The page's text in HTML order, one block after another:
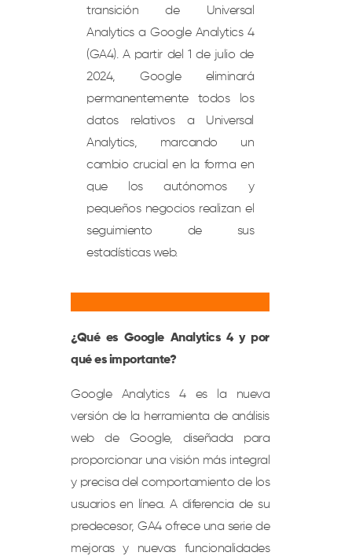
transición de Universal
Analytics a Google Analytics 4
(GA4). A partir del 1 de julio de
2024, Google eliminará
permanentemente todos los
datos relativos a Universal
Analytics, marcando un
cambio crucial en la forma en
que los autónomos y
pequeños negocios realizan el
seguimiento de sus
estadísticas web.
¿Qué es Google Analytics 4 y por
qué es importante?
Google Analytics 4 es la nueva
versión de la herramienta de análisis
web de Google, diseñada para
proporcionar una visión más integral
y precisa del comportamiento de los
usuarios en línea. A diferencia de su
predecesor, GA4 ofrece una serie de
mejoras y nuevas funcionalidades